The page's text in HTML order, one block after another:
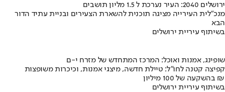
ירושלים 2040: העיר נערכת ל 1.5 מליון תושבים
מנכ"לית העירייה מציגה תוכנית להשארת הצעירים ובניית עתיד הדור
הבא
בשיתוף עיריית ירושלים
שופינג, אמנות ואוכל: המרכז המתחדש של מזרח י-ם
קפיצה קטנה לחו"ל: טיילת חדשה, מיצגי אמנות, וכיכרות משופצות
בהשקעה של 100 מיליון ₪
בשיתוף עיריית ירושלים